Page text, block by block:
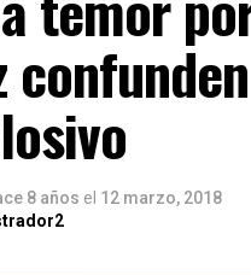
8 años el 12 marzo, 2018